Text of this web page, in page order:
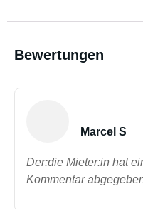
Bewertungen
Marcel S
Der:die Mieter:in hat
Kommentar